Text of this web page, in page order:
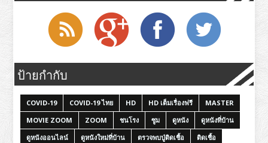
ป้ายกำกับ
COVID-19 COVID-19 ไทย HD HD เต็มเรื่องฟรี
MASTER
MOVIE ZOOM
ZOOM ชนโรง ซูม ดูหนัง
ดูหนังที่บ้าน
ดูหนังออนไลน์
ดูหนังใหม่ที่บ้าน ตรวจพบปู่ติดเชื้อ
ติดเชื้อ